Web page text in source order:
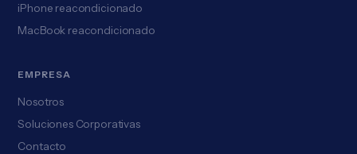
iPhone reacondicionado
MacBook reacondicionado
EMPRESA
Nosotros
Soluciones Corporativas
Contacto